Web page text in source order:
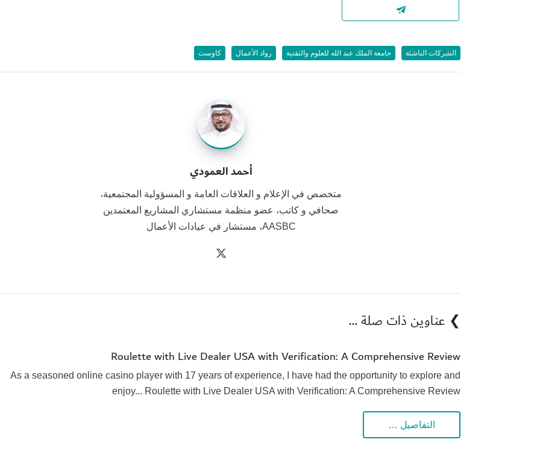
الشركات الناشئة جامعة الملك عبد الله للعلوم والتقنية رواد الأعمال كاوست
أحمد العمودي
متخصص في الإعلام و العلاقات العامة و المسؤولية المجتمعية،
صحافي و كاتب، عضو منظمة مستشاري المشاريع المعتمدين
AASBC، مستشار في عيادات الأعمال
❯ عناوين ذات صلة …
Roulette with Live Dealer USA with Verification: A Comprehensive Review
As a seasoned online casino player with 17 years of experience, I have had the opportunity to explore and
enjoy... Roulette with Live Dealer USA with Verification: A Comprehensive Review
التفاصيل …